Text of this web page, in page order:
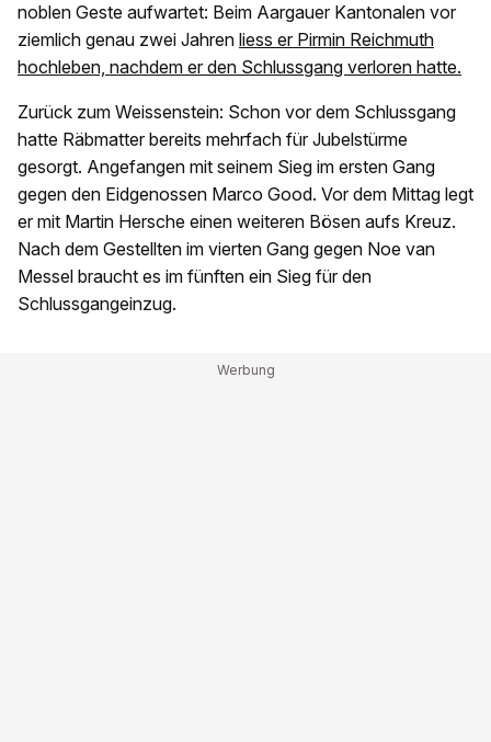
noblen Geste aufwartet: Beim Aargauer Kantonalen vor
ziemlich genau zwei Jahren liess er Pirmin Reichmuth
hochleben, nachdem er den Schlussgang verloren hatte.
Zurück zum Weissenstein: Schon vor dem Schlussgang
hatte Räbmatter bereits mehrfach für Jubelstürme
gesorgt. Angefangen mit seinem Sieg im ersten Gang
gegen den Eidgenossen Marco Good. Vor dem Mittag legt
er mit Martin Hersche einen weiteren Bösen aufs Kreuz.
Nach dem Gestellten im vierten Gang gegen Noe van
Messel braucht es im fünften ein Sieg für den
Schlussgangeinzug.